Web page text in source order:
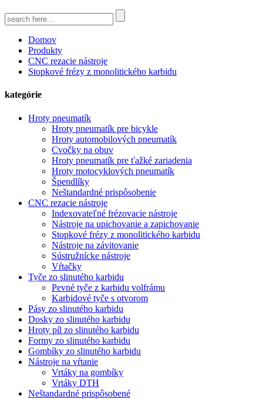
Domov
Produkty
CNC rezacie nástroje
Stopkové frézy z monolitického karbidu
kategórie
Hroty pneumatík
Hroty pneumatík pre bicykle
Hroty automobilových pneumatík
Cvočky na obuv
Hroty pneumatík pre ťažké zariadenia
Hroty motocyklových pneumatík
Špendlíky
Neštandardné prispôsobenie
CNC rezacie nástroje
Indexovateľné frézovacie nástroje
Nástroje na upichovanie a zapichovanie
Stopkové frézy z monolitického karbidu
Nástroje na závitovanie
Sústružnícke nástroje
Vŕtačky
Tyče zo slinutého karbidu
Pevné tyče z karbidu volfrámu
Karbidové tyče s otvorom
Pásy zo slinutého karbidu
Dosky zo slinutého karbidu
Hroty píl zo slinutého karbidu
Formy zo slinutého karbidu
Gombíky zo slinutého karbidu
Nástroje na vŕtanie
Vrtáky na gombíky
Vrtáky DTH
Neštandardné prispôsobené